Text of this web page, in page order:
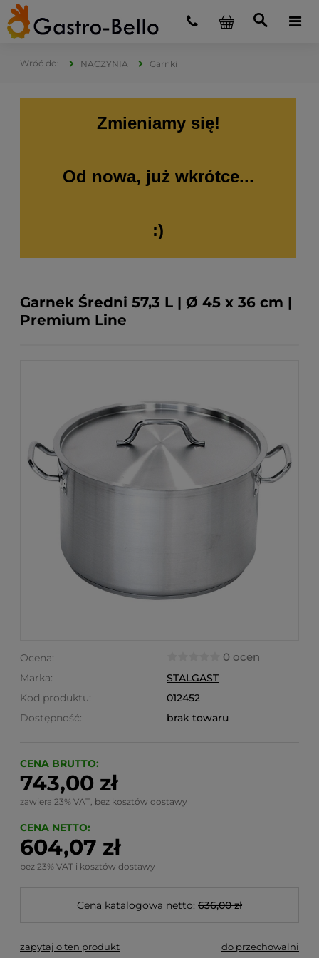
NACZYNIA Garnki
Zmieniamy się!
Od nowa, już wkrótce...
:)
Garnek Średni 57,3 L | Ø 45 x 36 cm |
Premium Line
Ocena: 0 ocen
Marka:
STALGAST
Kod produktu:
012452
Dostępność:
brak towaru
CENA BRUTTO:
743,00 zł
zawiera 23% VAT, bez kosztów dostawy
CENA NETTO:
604,07 zł
bez 23% VAT i kosztów dostawy
Cena katalogowa netto: 636,00 zł
zapytaj o ten produkt do przechowalni